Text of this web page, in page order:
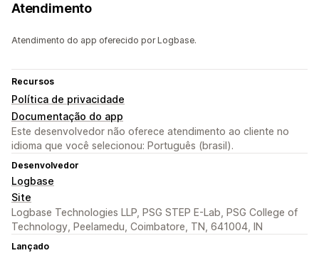
Atendimento
Atendimento do app oferecido por Logbase.
Recursos
Política de privacidade
Documentação do app
Este desenvolvedor não oferece atendimento ao cliente no
idioma que você selecionou: Português (brasil).
Desenvolvedor
Logbase
Site
Logbase Technologies LLP, PSG STEP E-Lab, PSG College of
Technology, Peelamedu, Coimbatore, TN, 641004, IN
Lançado